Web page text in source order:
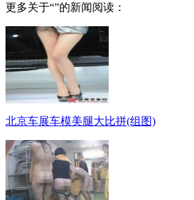
更多关于“”的新闻阅读：
北京车展车模美腿大比拼(组图)